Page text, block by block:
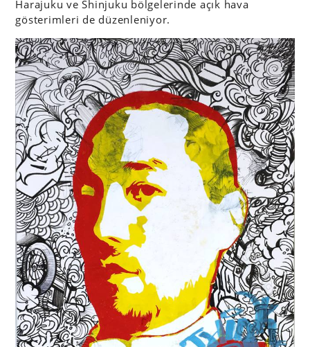
Harajuku ve Shinjuku bölgelerinde açık hava
gösterimleri de düzenleniyor.